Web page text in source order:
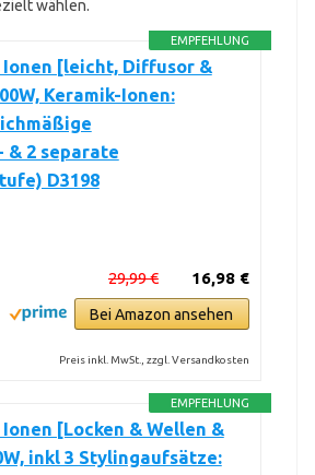
wählen.
EMPFEHLUNG
[leicht, Diffusor &
Keramik-Ionen:
& 2 separate
D3198
16,98 €
29,99 €
Bei Amazon ansehen
Preis inkl. MwSt., zzgl. Versandkosten
EMPFEHLUNG
[Locken & Wellen &
inkl 3 Stylingaufsätze: